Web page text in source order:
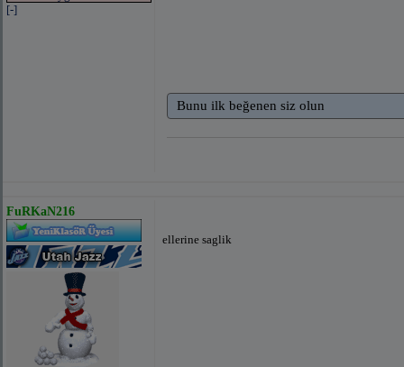
[-]
Bunu ilk beğenen siz olun
FuRKaN216
ellerine saglik